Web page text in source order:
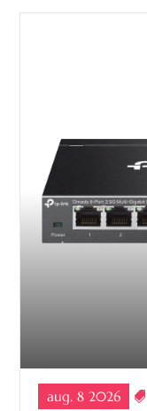
aug. 8 2026